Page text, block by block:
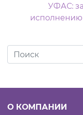
УФАС:
исполнению
О КОМПАНИИ